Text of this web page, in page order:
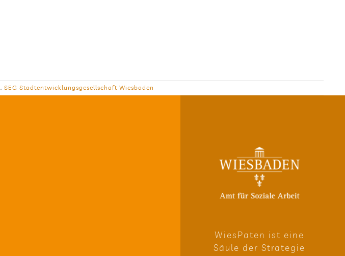
, SEG Stadtentwicklungsgesellschaft Wiesbaden
Wie­sPa­ten ist eine
Säule der Stra­te­gie